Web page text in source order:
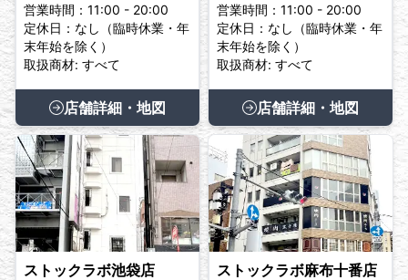
営業時間：11:00 - 20:00
定休日：なし（臨時休業・年
末年始を除く）
取扱商材: すべて
店舗詳細・地図
営業時間：11:00 - 20:00
定休日：なし（臨時休業・年
末年始を除く）
取扱商材: すべて
店舗詳細・地図
ストックラボ池袋店
ストックラボ麻布十番店